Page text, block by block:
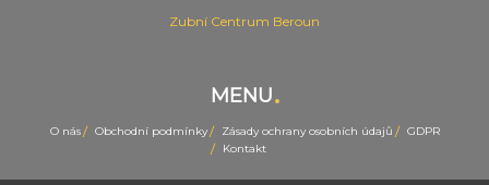
Zubní Centrum Beroun
MENU
O nás Obchodní podmínky Zásady ochrany osobních údajů
GDPR
Kontakt